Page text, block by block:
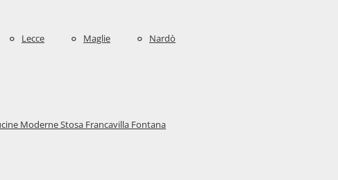
Lecce Maglie Nardò
Moderne Stosa Francavilla Fontana